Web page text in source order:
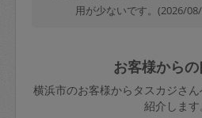
用が少ないです。(2026/
お客様からの
横浜市のお客様からタスカジさ
紹介します